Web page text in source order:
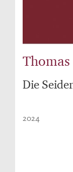
Die
2024